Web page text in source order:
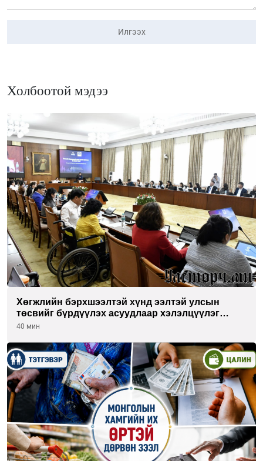
Илгээх
Холбоотой мэдээ
Хөгжлийн бэрхшээлтэй хүнд ээлтэй улсын
төсвийг бүрдүүлэх асуудлаар хэлэлцүүлэг
өрнүүлж байна
40 мин